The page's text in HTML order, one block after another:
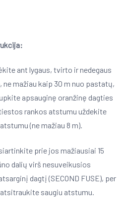
ant lygaus, tvirto ir nedegaus
mažiau kaip 30 m nuo pastatų,
apsauginę oranžinę dagties
rankos atstumu uždekite
(ne mažiau 8 m).
prie jos mažiausiai 15
dalių virš nesuveikusios
dagtį (SECOND FUSE), per
saugiu atstumu.